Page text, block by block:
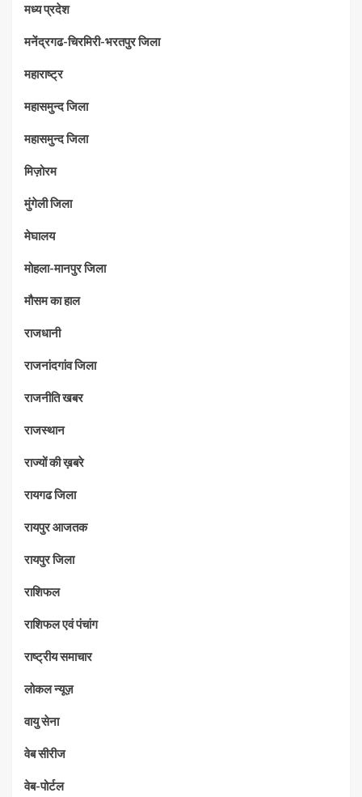
मध्‍य प्रदेश
मनेंद्रगढ-चिरमिरी-भरतपुर जिला
महाराष्‍ट्र
महासमुन्द जिला
महासमुन्द जिला
मिज़ोरम
मुंगेली जिला
मेघालय
मोहला-मानपुर जिला
मौसम का हाल
राजधानी
राजनांदगांव जिला
राजनीति खबर
राजस्थान
राज्यों की ख़बरे
रायगढ जिला
रायपुर आजतक
रायपुर जिला
राशिफल
राशिफल एवं पंचांग
राष्ट्रीय समाचार
लोकल न्यूज़
वायु सेना
वेब सीरीज
वेब-पोर्टल